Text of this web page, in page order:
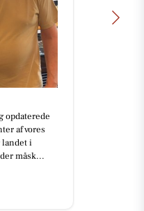
opdaterede
af vores
landet i
måsk...